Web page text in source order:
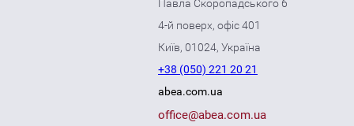
Павла Скоропадського 6
4-й поверх, офіс 401
Київ, 01024, Україна
+38 (050) 221 20 21
abea.com.ua
office@abea.com.ua